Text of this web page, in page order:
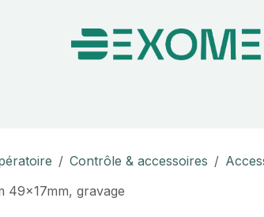
Contrôle & accessoires
49x17mm, gravage